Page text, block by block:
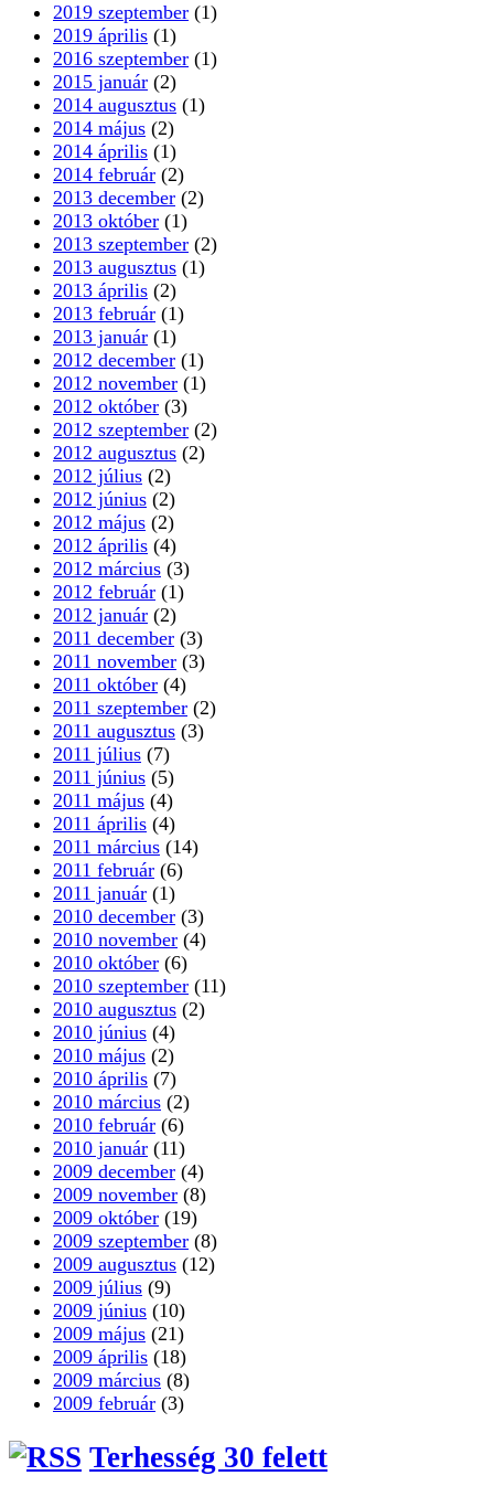
2019 szeptember (1)
2019 április (1)
2016 szeptember (1)
2015 január (2)
2014 augusztus (1)
2014 május (2)
2014 április (1)
2014 február (2)
2013 december (2)
2013 október (1)
2013 szeptember (2)
2013 augusztus (1)
2013 április (2)
2013 február (1)
2013 január (1)
2012 december (1)
2012 november (1)
2012 október (3)
2012 szeptember (2)
2012 augusztus (2)
2012 július (2)
2012 június (2)
2012 május (2)
2012 április (4)
2012 március (3)
2012 február (1)
2012 január (2)
2011 december (3)
2011 november (3)
2011 október (4)
2011 szeptember (2)
2011 augusztus (3)
2011 július (7)
2011 június (5)
2011 május (4)
2011 április (4)
2011 március (14)
2011 február (6)
2011 január (1)
2010 december (3)
2010 november (4)
2010 október (6)
2010 szeptember (11)
2010 augusztus (2)
2010 június (4)
2010 május (2)
2010 április (7)
2010 március (2)
2010 február (6)
2010 január (11)
2009 december (4)
2009 november (8)
2009 október (19)
2009 szeptember (8)
2009 augusztus (12)
2009 július (9)
2009 június (10)
2009 május (21)
2009 április (18)
2009 március (8)
2009 február (3)
Terhesség 30 felett